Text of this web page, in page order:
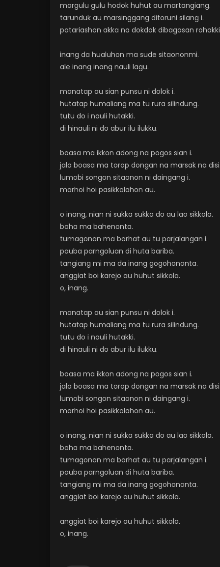
margulu gulu hodok huhut au martangiang.
tarunduk au marsinggang ditoruni silang i.
patariashon akka na dokdok dibagasan
inang da hualuhon ma sude sitaononmi.
ale inang inang nauli lagu.
manatap au sian punsu ni dolok i.
hutatap humaliang ma tu rura silindung.
tutu do i nauli hutakki.
di hinauli ni do abur ilu ilukku.
boasa ma ikkon adong na pogos sian i.
jala boasa ma torop dongan na marsak na
lumobi songon sitaonon ni daingang i.
marhoi hoi pasikkolahon au.
o inang, nian ni sukka sukka do au lao sikkola.
boha ma bahenonta.
tumagonan ma borhat au tu parjalangan i.
pauba parngoluan di huta bariba.
tangiang mi ma da inang gogohononta.
anggiat boi karejo au huhut sikkola.
o, inang.
manatap au sian punsu ni dolok i.
hutatap humaliang ma tu rura silindung.
tutu do i nauli hutakki.
di hinauli ni do abur ilu ilukku.
boasa ma ikkon adong na pogos sian i.
jala boasa ma torop dongan na marsak na
lumobi songon sitaonon ni daingang i.
marhoi hoi pasikkolahon au.
o inang, nian ni sukka sukka do au lao sikkola.
boha ma bahenonta.
tumagonan ma borhat au tu parjalangan i.
pauba parngoluan di huta bariba.
tangiang mi ma da inang gogohononta.
anggiat boi karejo au huhut sikkola.
anggiat boi karejo au huhut sikkola.
o, inang.